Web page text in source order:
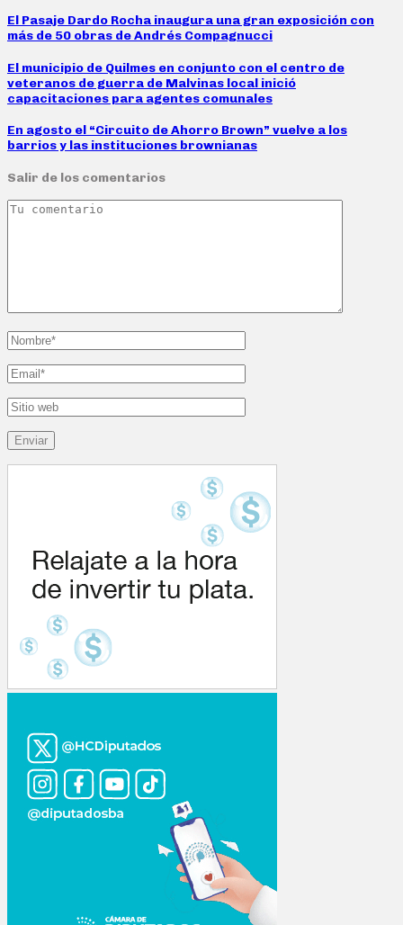
El Pasaje Dardo Rocha inaugura una gran exposición con
más de 50 obras de Andrés Compagnucci
El municipio de Quilmes en conjunto con el centro de
veteranos de guerra de Malvinas local inició
capacitaciones para agentes comunales
En agosto el “Circuito de Ahorro Brown” vuelve a los
barrios y las instituciones brownianas
Salir de los comentarios